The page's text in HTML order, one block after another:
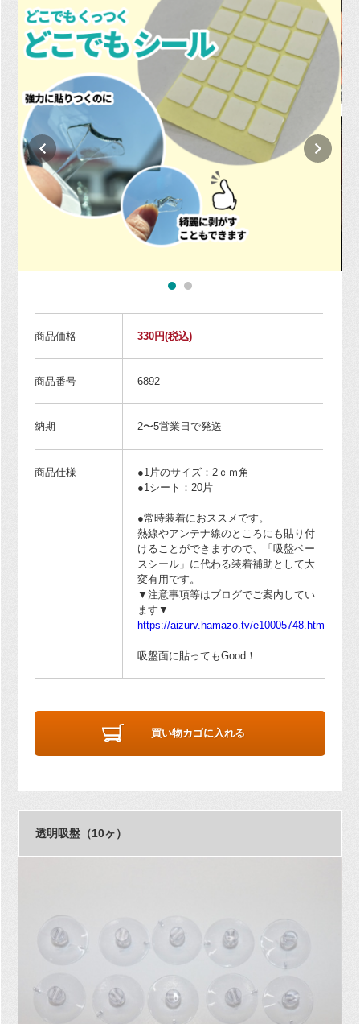
商品価格 330円(税込)
商品番号 6892
納期 2〜5営業日で発送
商品仕様
●1片のサイズ：2ｃｍ角
●1シート：20片
●常時装着におススメです。
熱線やアンテナ線のところにも貼り付
けることができますので、「吸盤ベー
スシール」に代わる装着補助として大
変有用です。
▼注意事項等はブログでご案内してい
ます▼
https://aizurv.hamazo.tv/e10005748.html
吸盤面に貼ってもGood！
買い物カゴに入れる
透明吸盤（10ヶ）